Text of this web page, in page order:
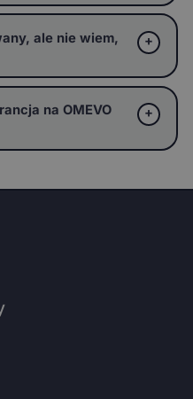
ale nie wiem,
na OMEVO